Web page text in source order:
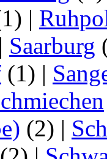
|
| Saarburg
(1) |
(2) |